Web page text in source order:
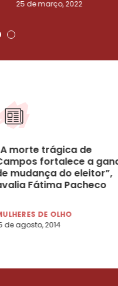
25 de março, 2022
morte trágica de
fortalece a
mudança do eleitor”,
Fátima Pacheco
DE OLHO
de agosto, 2014